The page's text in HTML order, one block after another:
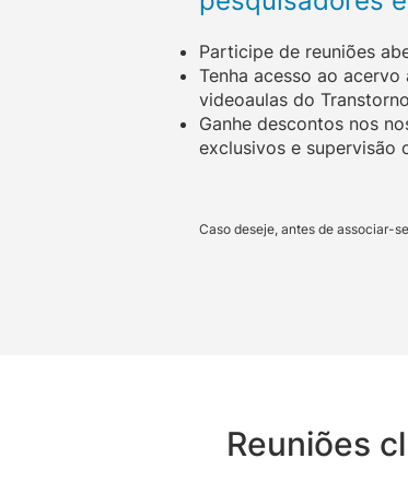
Participe de reuniões
Tenha acesso ao
videoaulas do
Ganhe descontos nos
exclusivos e supervisão
Caso deseje, antes de associar-
Reuniões